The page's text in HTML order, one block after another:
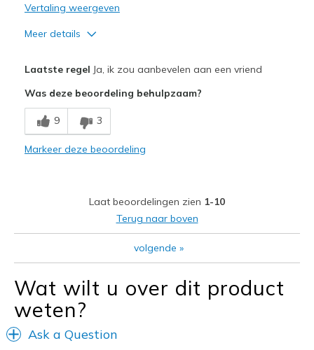
View On Shoes
I'm Into Shoes
Vertaling weergeven
Meer details
Breathe Well
Comfortable
Beste toepassingen
Casual Wear
Travel
Width
Feels true to width
Sizing
View On Shoes
Laatste regel Ja, ik zou aanbevelen aan een vriend
Was deze beoordeling behulpzaam?
9 3
Markeer deze beoordeling
Laat beoordelingen zien 1-10
Terug naar boven
volgende »
Wat wilt u over dit product
weten?
Ask a Question